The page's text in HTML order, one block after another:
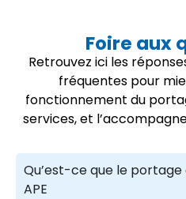
Foire aux
Retrouvez ici les
fréquentes pour
fonctionnement du
services, et
Qu’est-ce que le
APE